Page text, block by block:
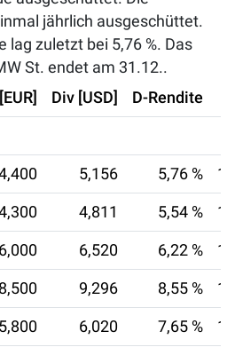
jährlich ausgeschüttet.
lag zuletzt bei 5,76 %. Das
St. endet am 31.12..
Div [USD] D-Rendite
5,156 5,76 %
4,811 5,54 %
6,000 6,520 6,22 %
8,500 9,296 8,55 %
5,800 6,020 7,65 %